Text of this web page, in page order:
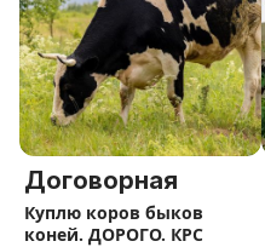
Договорная
Куплю коров быков
коней. ДОРОГО. КРС